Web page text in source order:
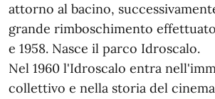
attorno al bacino,
grande rimboschimento
e 1958. Nasce il parco Idroscalo.
Nel 1960 l'Idroscalo entra
collettivo e nella storia del